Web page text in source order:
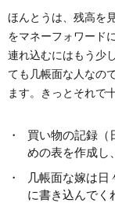
ほんとうは、残高を
をマネーフォワード
連れ込むにはもう少
ても几帳面な人なの
ます。きっとそれで
買い物の記録（
めの表を作成し
几帳面な嫁は
に書き込んでく